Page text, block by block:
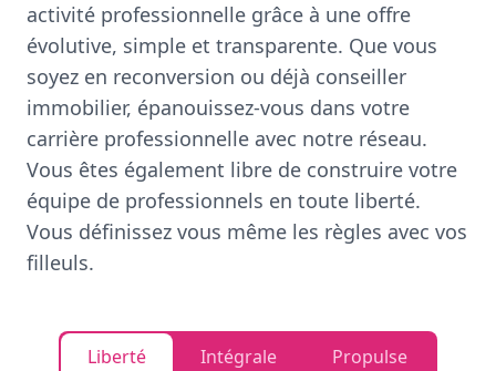
activité professionnelle grâce à une offre
évolutive, simple et transparente. Que vous
soyez en reconversion ou déjà conseiller
immobilier, épanouissez-vous dans votre
carrière professionnelle avec notre réseau.
Vous êtes également libre de construire votre
équipe de professionnels en toute liberté.
Vous définissez vous même les règles avec vos
filleuls.
Liberté Intégrale Propulse